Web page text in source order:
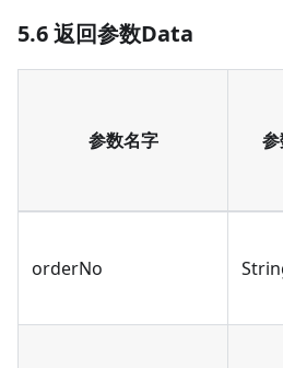
5.6 返回参数Data
参数名字
orderNo